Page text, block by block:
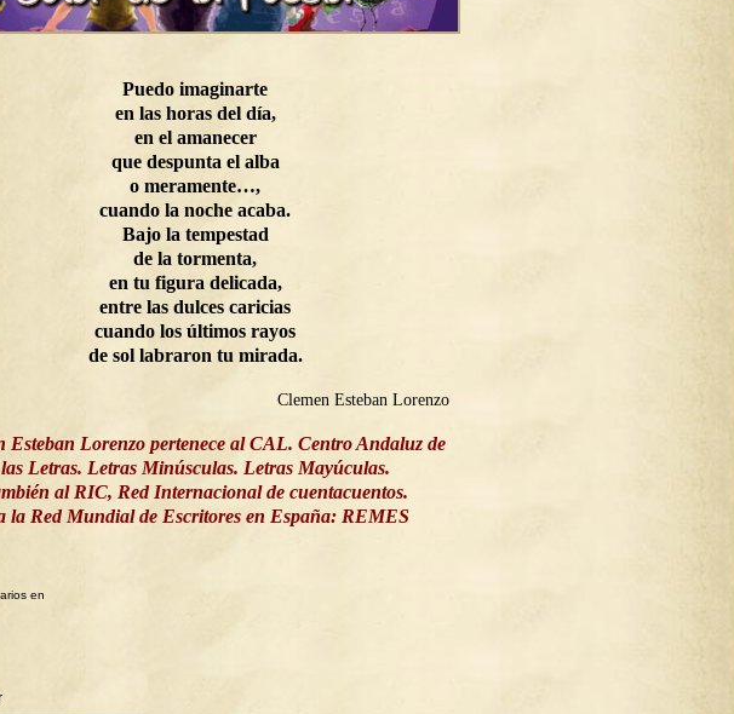
Puedo imaginarte
en las horas del día,
en el amanecer
que despunta el alba
o meramente…,
cuando la noche acaba.
Bajo la tempestad
de la tormenta,
en tu figura delicada,
entre las dulces caricias
cuando los últimos rayos
de sol labraron tu mirada.
Clemen Esteban Lorenzo
Esteban Lorenzo pertenece al CAL. Centro Andaluz de
las Letras. Letras Minúsculas. Letras Mayúculas.
al RIC, Red Internacional de cuentacuentos.
la Red Mundial de Escritores en España: REMES
en